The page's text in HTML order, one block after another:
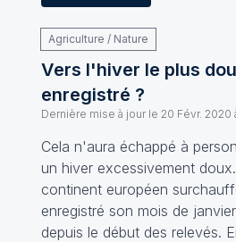
Agriculture / Nature
Vers l'hiver le plus
enregistré ?
Dernière mise à jour le 20 Févr. 2020
Cela n'aura échappé à
un hiver excessivement
continent européen
enregistré son mois de
depuis le début des relevés.